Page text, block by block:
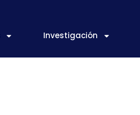
Investigación